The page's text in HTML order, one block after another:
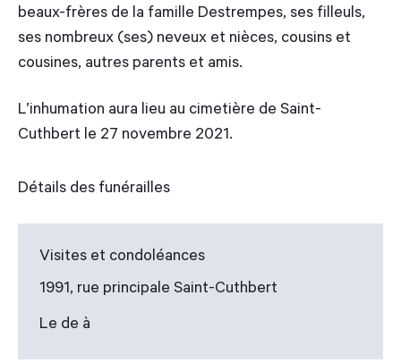
beaux-frères de la famille Destrempes, ses filleuls,
ses nombreux (ses) neveux et nièces, cousins et
cousines, autres parents et amis.
L’inhumation aura lieu au cimetière de Saint-
Cuthbert le 27 novembre 2021.
Détails des funérailles
Visites et condoléances
1991, rue principale Saint-Cuthbert
Le de à